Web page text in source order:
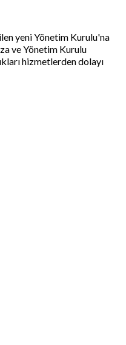
yeni Yönetim Kurulu'na
ve Yönetim Kurulu
hizmetlerden dolayı